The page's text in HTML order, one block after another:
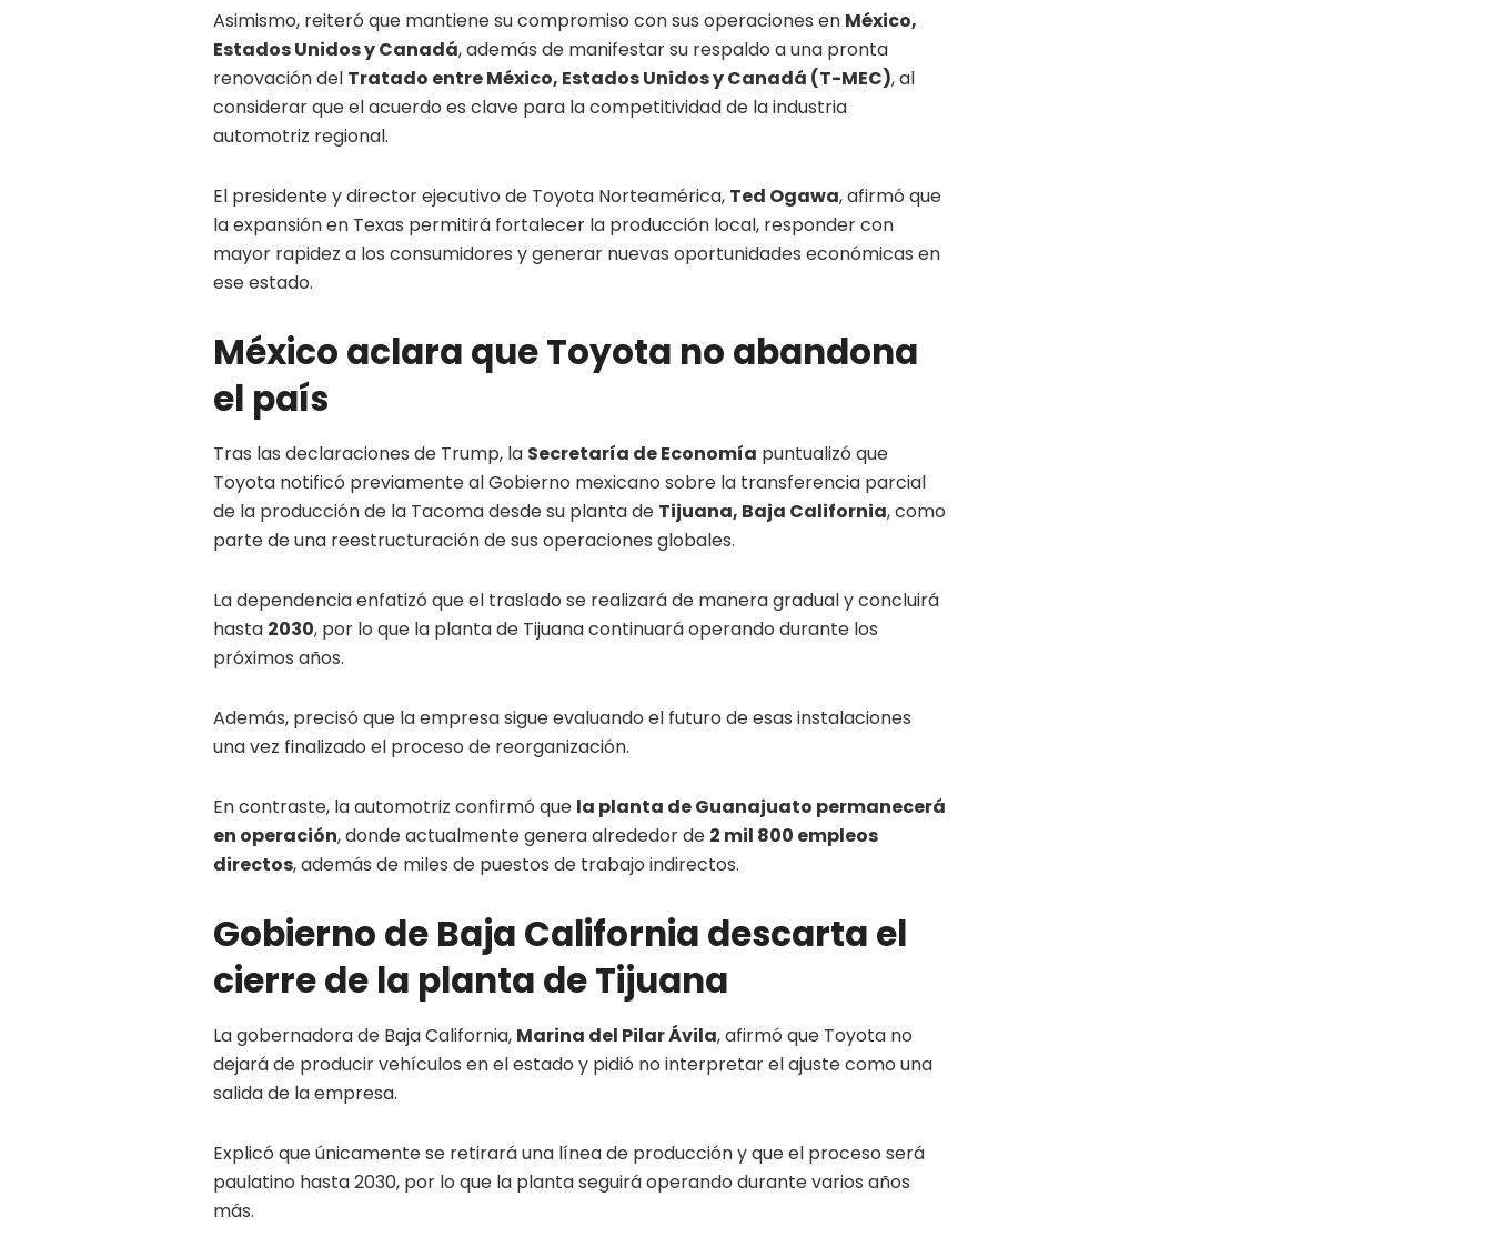
Asimismo, reiteró que mantiene su compromiso con sus operaciones en México,
Estados Unidos y Canadá, además de manifestar su respaldo a una pronta
renovación del Tratado entre México, Estados Unidos y Canadá (T-MEC), al
considerar que el acuerdo es clave para la competitividad de la industria
automotriz regional.
El presidente y director ejecutivo de Toyota Norteamérica, Ted Ogawa, afirmó que
la expansión en Texas permitirá fortalecer la producción local, responder con
mayor rapidez a los consumidores y generar nuevas oportunidades económicas en
ese estado.
México aclara que Toyota no abandona
el país
Tras las declaraciones de Trump, la Secretaría de Economía puntualizó que
Toyota notificó previamente al Gobierno mexicano sobre la transferencia parcial
de la producción de la Tacoma desde su planta de Tijuana, Baja California, como
parte de una reestructuración de sus operaciones globales.
La dependencia enfatizó que el traslado se realizará de manera gradual y concluirá
hasta 2030, por lo que la planta de Tijuana continuará operando durante los
próximos años.
Además, precisó que la empresa sigue evaluando el futuro de esas instalaciones
una vez finalizado el proceso de reorganización.
En contraste, la automotriz confirmó que la planta de Guanajuato permanecerá
en operación, donde actualmente genera alrededor de 2 mil 800 empleos
directos, además de miles de puestos de trabajo indirectos.
Gobierno de Baja California descarta el
cierre de la planta de Tijuana
La gobernadora de Baja California, Marina del Pilar Ávila, afirmó que Toyota no
dejará de producir vehículos en el estado y pidió no interpretar el ajuste como una
salida de la empresa.
Explicó que únicamente se retirará una línea de producción y que el proceso será
paulatino hasta 2030, por lo que la planta seguirá operando durante varios años
más.